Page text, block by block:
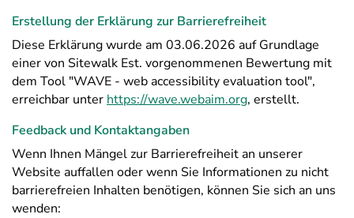
Erstellung der Erklärung zur Barrierefreiheit
Diese Erklärung wurde am 03.06.2026 auf Grundlage
einer von Sitewalk Est. vorgenommenen Bewertung mit
dem Tool "WAVE - web accessibility evaluation tool",
erreichbar unter https://wave.webaim.org, erstellt.
Feedback und Kontaktangaben
Wenn Ihnen Mängel zur Barrierefreiheit an unserer
Website auffallen oder wenn Sie Informationen zu nicht
barrierefreien Inhalten benötigen, können Sie sich an uns
wenden: